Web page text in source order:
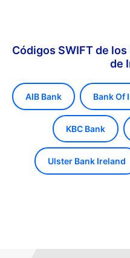
Códigos SWIFT de
de
AIB Bank Bank Of
KBC Bank
Ulster Bank Ireland